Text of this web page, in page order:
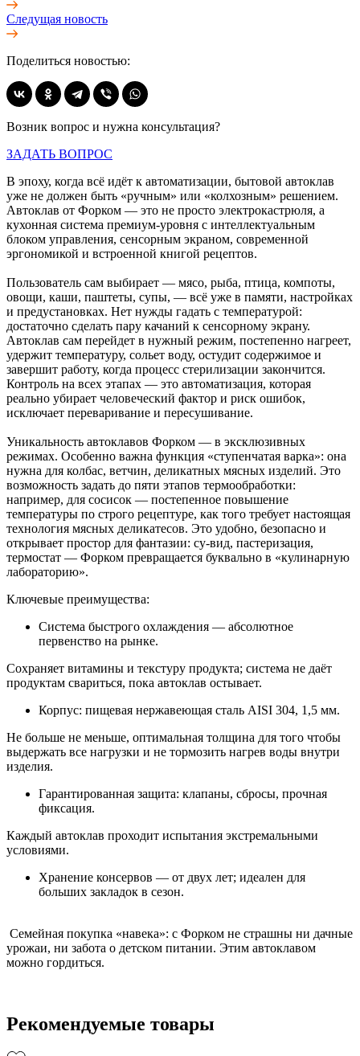
Следущая новость
Поделиться новостью:
Возник вопрос и нужна консультация?
ЗАДАТЬ ВОПРОС
В эпоху, когда всё идёт к автоматизации, бытовой автоклав
уже не должен быть «ручным» или «колхозным» решением.
Автоклав от Форком — это не просто электрокастрюля, а
кухонная система премиум-уровня с интеллектуальным
блоком управления, сенсорным экраном, современной
эргономикой и встроенной книгой рецептов.
Пользователь сам выбирает — мясо, рыба, птица, компоты,
овощи, каши, паштеты, супы, — всё уже в памяти, настройках
и предустановках. Нет нужды гадать с температурой:
достаточно сделать пару качаний к сенсорному экрану.
Автоклав сам перейдет в нужный режим, постепенно нагреет,
удержит температуру, сольет воду, остудит содержимое и
завершит работу, когда процесс стерилизации закончится.
Контроль на всех этапах — это автоматизация, которая
реально убирает человеческий фактор и риск ошибок,
исключает переваривание и пересушивание.
Уникальность автоклавов Форком — в эксклюзивных
режимах. Особенно важна функция «ступенчатая варка»: она
нужна для колбас, ветчин, деликатных мясных изделий. Это
возможность задать до пяти этапов термообработки:
например, для сосисок — постепенное повышение
температуры по строго рецептуре, как того требует настоящая
технология мясных деликатесов. Это удобно, безопасно и
открывает простор для фантазии: су-вид, пастеризация,
термостат — Форком превращается буквально в «кулинарную
лабораторию».
Ключевые преимущества:
Система быстрого охлаждения — абсолютное
первенство на рынке.
Сохраняет витамины и текстуру продукта; система не даёт
продуктам свариться, пока автоклав остывает.
Корпус: пищевая нержавеющая сталь AISI 304, 1,5 мм.
Не больше не меньше, оптимальная толщина для того чтобы
выдержать все нагрузки и не тормозить нагрев воды внутри
изделия.
Гарантированная защита: клапаны, сбросы, прочная
фиксация.
Каждый автоклав проходит испытания экстремальными
условиями.
Хранение консервов — от двух лет; идеален для
больших закладок в сезон.
Семейная покупка «навека»: с Форком не страшны ни дачные
урожаи, ни забота о детском питании. Этим автоклавом
можно гордиться.
Рекомендуемые товары